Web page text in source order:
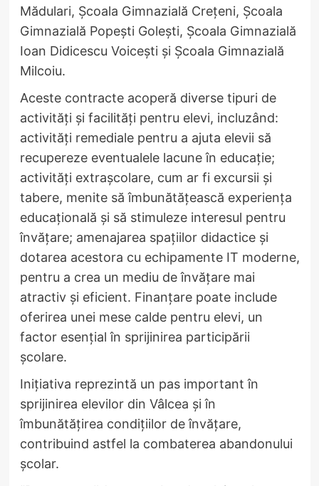
Mădulari, Școala Gimnazială Crețeni, Școala
Gimnazială Popești Golești, Școala Gimnazială
Ioan Didicescu Voicești și Școala Gimnazială
Milcoiu.
Aceste contracte acoperă diverse tipuri de
activități și facilități pentru elevi, incluzând:
activități remediale pentru a ajuta elevii să
recupereze eventualele lacune în educație;
activități extrașcolare, cum ar fi excursii și
tabere, menite să îmbunătățească experiența
educațională și să stimuleze interesul pentru
învățare; amenajarea spațiilor didactice și
dotarea acestora cu echipamente IT moderne,
pentru a crea un mediu de învățare mai
atractiv și eficient. Finanțare poate include
oferirea unei mese calde pentru elevi, un
factor esențial în sprijinirea participării
școlare.
Inițiativa reprezintă un pas important în
sprijinirea elevilor din Vâlcea și în
îmbunătățirea condițiilor de învățare,
contribuind astfel la combaterea abandonului
școlar.